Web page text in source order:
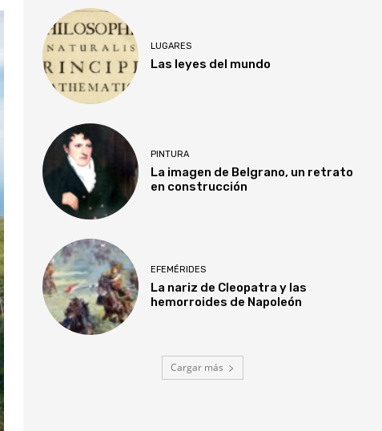
LUGARES
Las leyes del mundo
PINTURA
La imagen de Belgrano, un retrato
en construcción
EFEMÉRIDES
La nariz de Cleopatra y las
hemorroides de Napoleón
Cargar más